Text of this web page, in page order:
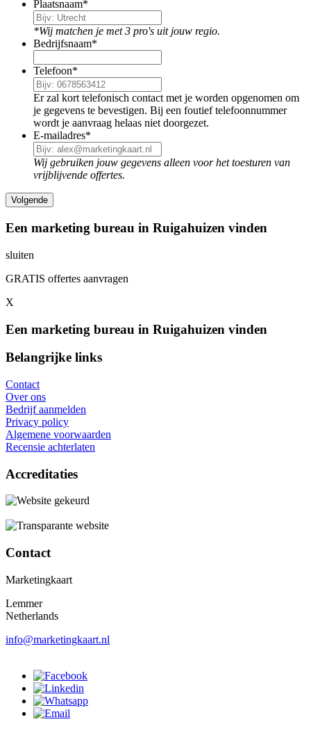
Plaatsnaam*
*Wij matchen je met 3 pro's uit jouw regio.
Bedrijfsnaam*
Telefoon*
Er zal kort telefonisch contact met je worden opgenomen om
je gegevens te bevestigen. Bij een foutief telefoonnummer
wordt je aanvraag helaas niet doorgezet.
E-mailadres*
Wij gebruiken jouw gegevens alleen voor het toesturen van
vrijblijvende offertes.
Een marketing bureau in Ruigahuizen vinden
sluiten
GRATIS offertes aanvragen
X
Een marketing bureau in Ruigahuizen vinden
Belangrijke links
Contact
Over ons
Bedrijf aanmelden
Privacy policy
Algemene voorwaarden
Recensie achterlaten
Accreditaties
Contact
Marketingkaart
Lemmer
Netherlands
info@marketingkaart.nl